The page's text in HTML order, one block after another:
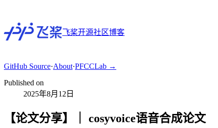
飞桨开源社区博客
GitHub Source·About·PFCCLab →
Published on
2025年8月12日
【论文分享】｜ cosyvoice语音合成论文